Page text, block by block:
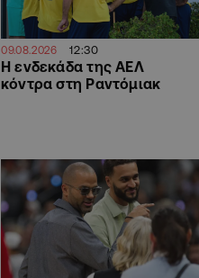
09.08.2026 12:30
Η ενδεκάδα της ΑΕΛ
κόντρα στη Ραντόμιακ